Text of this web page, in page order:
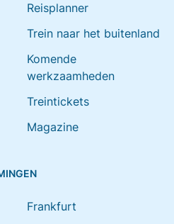
Reisplanner
Trein naar het buitenland
Komende
werkzaamheden
Treintickets
Magazine
Frankfurt